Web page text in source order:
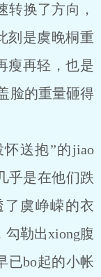
换了方向，
刻是虞晚桐重
瘦再轻，也是
脸的重量砸得
送抱”的jiao
乎是在他们跌
了虞峥嵘的衣
勾勒出xiong腹
已bo起的小帐